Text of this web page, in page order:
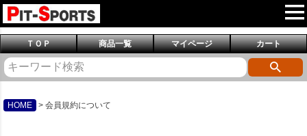
ＴＯＰ 商品一覧 マイページ カート
HOME 会員規約について